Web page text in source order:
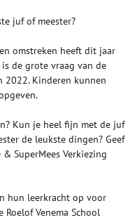
juf of meester?
omstreken heeft dit jaar
de grote vraag van de
2022. Kinderen kunnen
Kun je heel fijn met de juf
de leukste dingen? Geef
SuperMees Verkiezing
hun leerkracht op voor
Venema School